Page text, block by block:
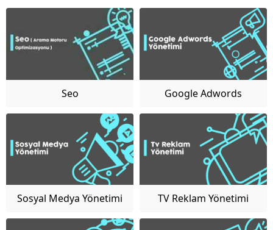
Seo
Google Adwords
Sosyal Medya Yönetimi TV Reklam Yönetimi